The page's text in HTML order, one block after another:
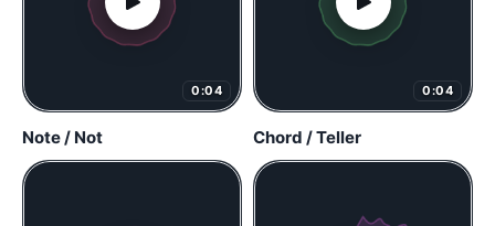
0:04
Note / Not
0:04
Chord / Teller